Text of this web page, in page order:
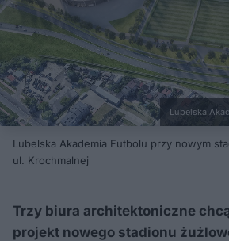
Lubelska
Lubelska Akademia Futbolu przy nowym
ul. Krochmalnej
Trzy biura architektoniczne
projekt nowego stadionu